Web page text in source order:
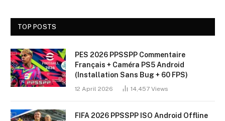
TOP POSTS
PES 2026 PPSSPP Commentaire
Français + Caméra PS5 Android
(Installation Sans Bug + 60 FPS)
12 April 2026 14,457 Views
FIFA 2026 PPSSPP ISO Android Offline